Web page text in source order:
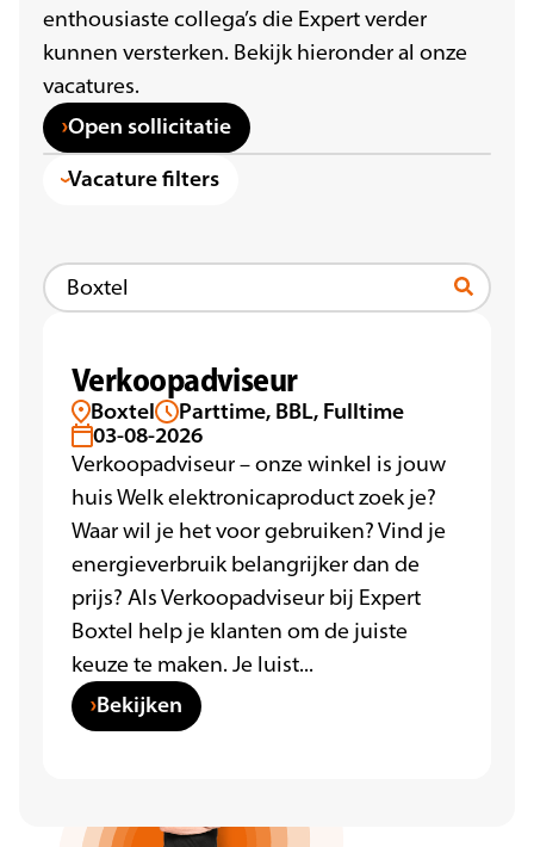
enthousiaste collega’s die Expert verder
kunnen versterken. Bekijk hieronder al onze
vacatures.
Open sollicitatie
Vacature filters
Verkoopadviseur
Boxtel
Parttime, BBL, Fulltime
03-08-2026
Verkoopadviseur – onze winkel is jouw
huis Welk elektronicaproduct zoek je?
Waar wil je het voor gebruiken? Vind je
energieverbruik belangrijker dan de
prijs? Als Verkoopadviseur bij Expert
Boxtel help je klanten om de juiste
keuze te maken. Je luist...
Bekijken